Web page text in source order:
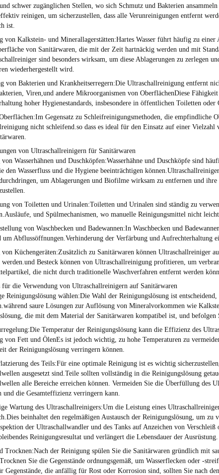
schwer zugänglichen Stellen, wo sich Schmutz und Bakterien
reinigen, um sicherzustellen, dass alle Verunreinigungen entfernt
ist.
von Kalkstein- und Minerallagerstätten:Hartes Wasser führt häufig zu
von Sanitärwaren, die mit der Zeit hartnäckig werden und mit
sind besonders wirksam, um diese Ablagerungen zu zerlegen
wiederhergestellt wird.
von Bakterien und Krankheitserregern:Die Ultraschallreinigung entfernt
Viren,und andere Mikroorganismen von OberflächenDiese
hoher Hygienestandards, insbesondere in öffentlichen Toiletten oder
Im Gegensatz zu Schleifreinigungsmethoden, die empfindliche
nicht schleifend.so dass es ideal für den Einsatz auf einer
von Ultraschallreinigern für Sanitärwaren
Wasserhähnen und Duschköpfen:Wasserhähne und Duschköpfe sind
den Wasserfluss und die Hygiene beeinträchtigen
um Ablagerungen und Biofilme wirksam zu entfernen und
von Toiletten und Urinalen:Toiletten und Urinalen sind ständig zu
und Spülmechanismen, wo manuelle Reinigungsmittel nicht
von Waschbecken und Badewannen:In Waschbecken und
um Abflussöffnungen.Verhinderung der Verfärbung und Aufrechterhaltung
Küchengeräten:Zusätzlich zu Sanitärwaren können Ultraschallreiniger
werden.und Besteck können von Ultraschallreinigung profitieren, um
die nicht durch traditionelle Waschverfahren entfernt werden
für die Verwendung von Ultraschallreinigern auf Sanitärwaren
Reinigungslösung wählen:Die Wahl der Reinigungslösung ist
saure Lösungen zur Auflösung von Mineralvorkommen wie
die mit dem Material der Sanitärwaren kompatibel ist, und befolgen
Die Temperatur der Reinigungslösung kann die Effizienz des
von Fett und ÖlenEs ist jedoch wichtig, zu hohe Temperaturen zu
der Reinigungslösung verringern können.
des Teils:Für eine optimale Reinigung ist es wichtig
ausgesetzt sind.Teile sollten vollständig in die Reinigungslösung
alle Bereiche erreichen können. Vermeiden Sie die Überfüllung des
und die Gesamteffizienz verringern kann.
Wartung des Ultraschallreinigers:Um die Leistung eines
beinhaltet den regelmäßigen Austausch der Reinigungslösung, um
der Ultraschallwandler und des Tanks auf Anzeichen von Verschleiß
Reinigungsresultat und verlängert die Lebensdauer der Ausrüstung.
Trocknen:Nach der Reinigung spülen Sie die Sanitärwaren gründlich mit
Sie die Gegenstände ordnungsgemäß, um Wasserflecken oder -
Gegenstände, die anfällig für Rost oder Korrosion sind, sollten Sie nach